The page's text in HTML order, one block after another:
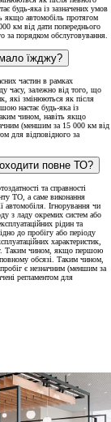
будь-яка із зазначених умов
якщо автомобіль протягом
км від дати попереднього
за порядком обслуговування.
їжджу?
частин в рамках
часу, залежно від того, що
які змінюються як після
настає будь-яка із
чином, навіть якщо
(меншим за 15 000 км від
для відповідного за
повне ТО?
та справності
ТО, а саме виконання
автомобіля. Ігнорування чи
з ладу окремих систем або
рідин та
до пробігу або періоду
характеристик,
Таким чином, якщо першою
обсязі. Таким чином,
є незначним (меншим за
регламентом для